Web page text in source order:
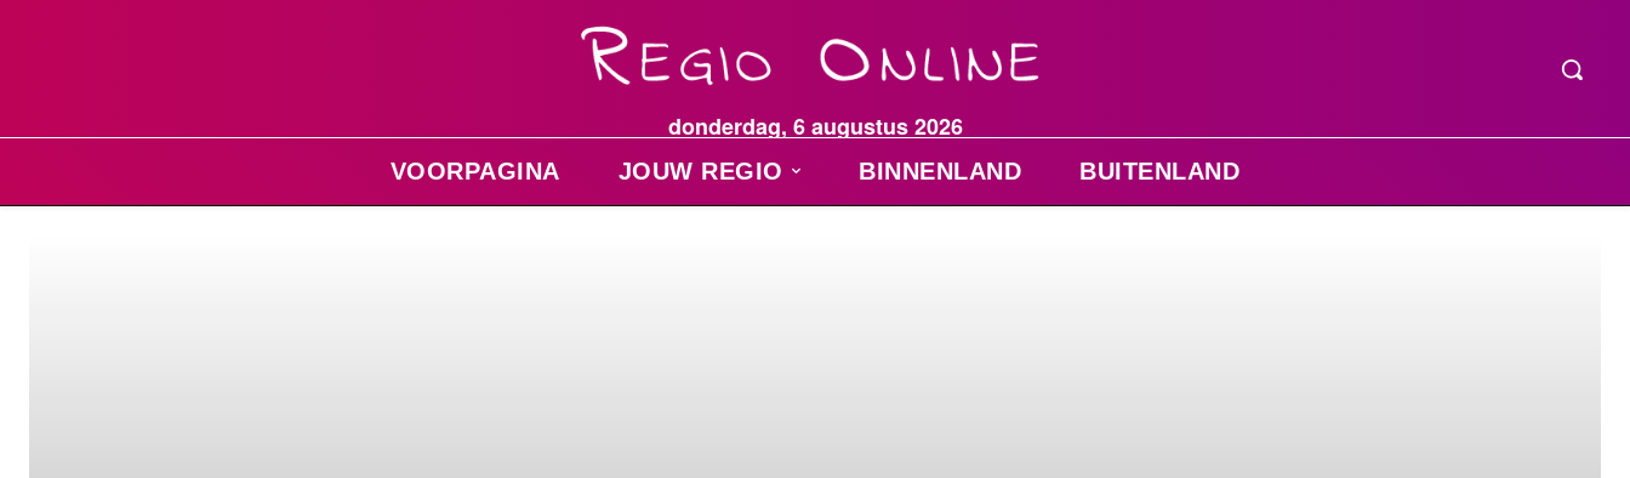
donderdag, 6 augustus 2026
VOORPAGINA JOUW REGIO BINNENLAND BUITENLAND